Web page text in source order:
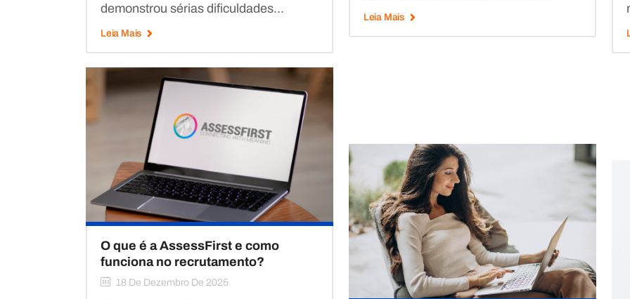
demonstrou sérias dificuldades...
Leia Mais
Leia Mais
O que é a AssessFirst e como
funciona no recrutamento?
18 De Dezembro De 2025